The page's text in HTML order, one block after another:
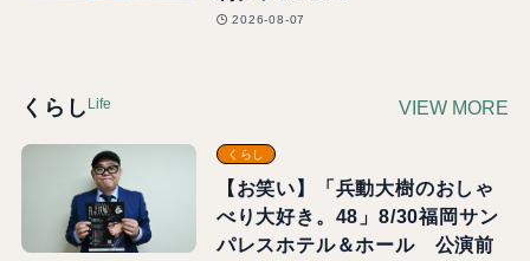
2026-08-07
くらし Life VIEW MORE
くらし
【お笑い】「兵動大樹のおしゃ
べり大好き。48」8/30福岡サン
パレスホテル＆ホール 公演前